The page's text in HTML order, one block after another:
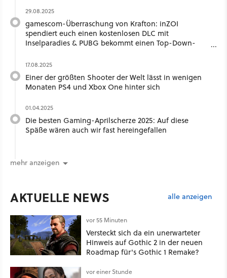
29.08.2025
gamescom-Überraschung von Krafton: inZOI
spendiert euch einen kostenlosen DLC mit
Inselparadies & PUBG bekommt einen Top-Down-
17.08.2025
Einer der größten Shooter der Welt lässt in wenigen
Monaten PS4 und Xbox One hinter sich
01.04.2025
Die besten Gaming-Aprilscherze 2025: Auf diese
Späße wären auch wir fast hereingefallen
mehr anzeigen
AKTUELLE NEWS alle anzeigen
vor 55 Minuten
Versteckt sich da ein unerwarteter
Hinweis auf Gothic 2 in der neuen
Roadmap für's Gothic 1 Remake?
vor einer Stunde